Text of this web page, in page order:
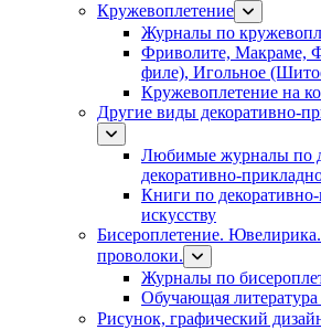
Кружевоплетение
Журналы по
Фриволите, Макраме,
филе), Игольное
Кружевоплетение на
Другие виды декоративно-
Любимые журналы по
декоративно-
Книги по
искусству
Бисероплетение.
проволоки.
Журналы по
Обучающая
Рисунок, графический